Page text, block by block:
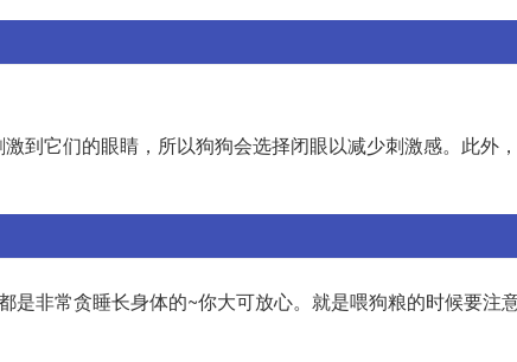
到它们的眼睛，所以狗狗会选择闭眼以减少刺激感。此外
非常贪睡长身体的~你大可放心。就是喂狗粮的时候要注